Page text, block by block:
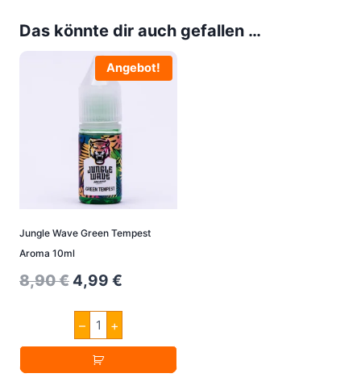
Das könnte dir auch gefallen …
Angebot!
Jungle Wave Green Tempest
Aroma 10ml
8,90€ Original
was:
8,90 €.
4,99 €
4,99 €.
–
Jungle
Wave
Green
Tempest
Aroma
+